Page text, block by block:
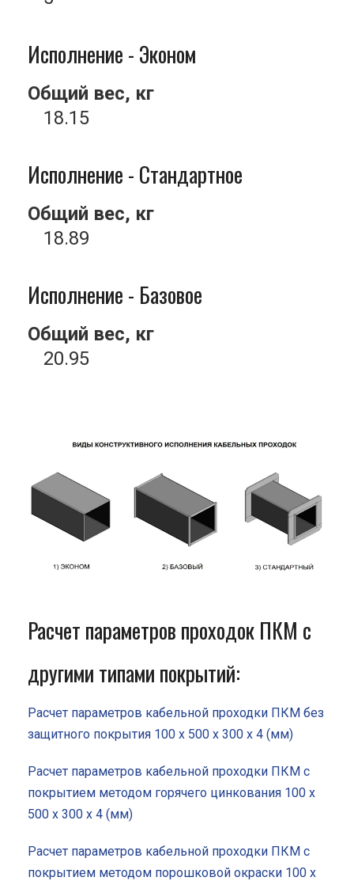
Исполнение - Эконом
Общий вес, кг
18.15
Исполнение - Стандартное
Общий вес, кг
18.89
Исполнение - Базовое
Общий вес, кг
20.95
Расчет параметров проходок ПКМ с
другими типами покрытий:
Расчет параметров кабельной проходки ПКМ без
защитного покрытия 100 x 500 x 300 x 4 (мм)
Расчет параметров кабельной проходки ПКМ с
покрытием методом горячего цинкования 100 x
500 x 300 x 4 (мм)
Расчет параметров кабельной проходки ПКМ с
покрытием методом порошковой окраски 100 x